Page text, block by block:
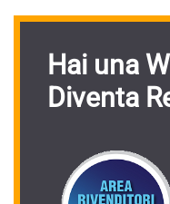
Hai una
Diventa